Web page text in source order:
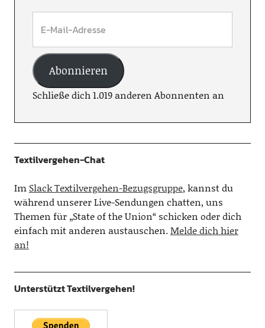
Abonnieren
Schließe dich 1.019 anderen Abonnenten an
Textilvergehen-Chat
Im Slack Textilvergehen-Bezugsgruppe, kannst du
während unserer Live-Sendungen chatten, uns
Themen für „State of the Union“ schicken oder dich
einfach mit anderen austauschen.Melde dich hier
an!
Unterstützt Textilvergehen!